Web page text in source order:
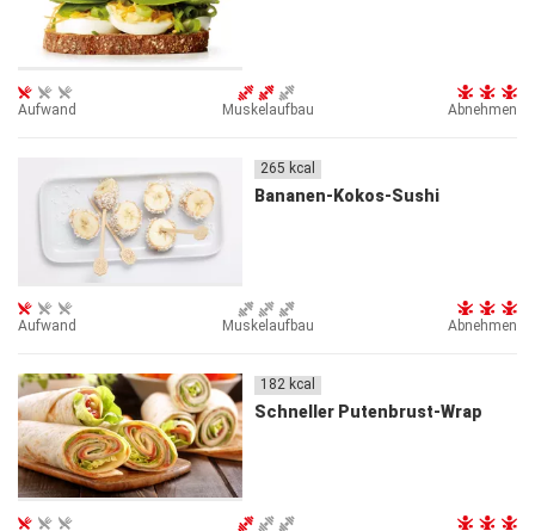
Aufwand Muskelaufbau Abnehmen
265 kcal
Bananen-Kokos-Sushi
Aufwand Muskelaufbau Abnehmen
182 kcal
Schneller Putenbrust-Wrap